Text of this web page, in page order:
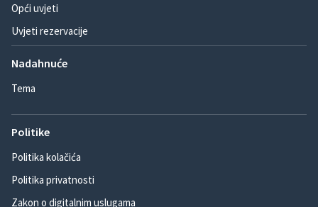
Opći uvjeti
Uvjeti rezervacije
Nadahnuće
Tema
Politike
Politika kolačića
Politika privatnosti
Zakon o digitalnim uslugama